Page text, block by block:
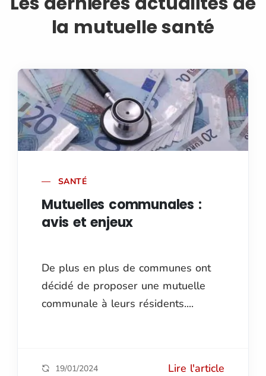
la mutuelle santé
SANTÉ
Mutuelles communales :
avis et enjeux
De plus en plus de communes ont
décidé de proposer une mutuelle
communale à leurs résidents....
19/01/2024 Lire l'article